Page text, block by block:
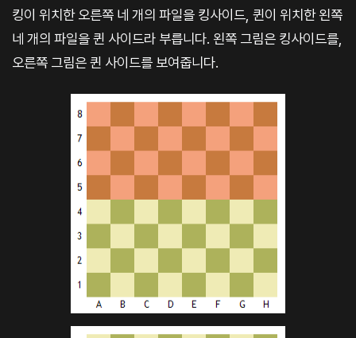
킹이 위치한 오른쪽 네 개의 파일을 킹사이드, 퀸이 위치한 왼쪽
네 개의 파일을 퀸 사이드라 부릅니다. 왼쪽 그림은 킹사이드를,
오른쪽 그림은 퀸 사이드를 보여줍니다.